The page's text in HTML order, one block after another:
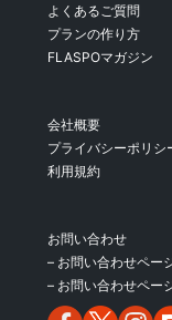
よくあるご質問
プランの作り方
FLASPOマガジン
会社概要
プライバシーポリシ
利用規約
お問い合わせ
– お問い合わせペー
– お問い合わせペー